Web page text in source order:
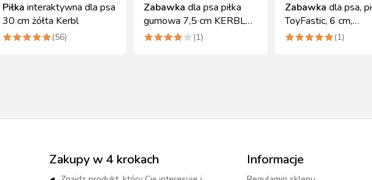
Piłka interaktywna dla psa
30 cm żółta Kerbl
(56)
Zabawka dla psa piłka
gumowa 7,5 cm KERBL
różne kolory(1)
Zabawka dla psa,
ToyFastic, 6 cm,
pomarańczowa,
(1)
Zakupy w 4 krokach Informacje